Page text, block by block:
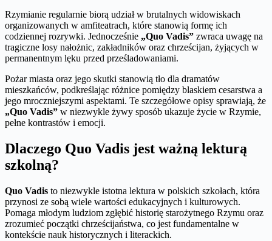
Rzymianie regularnie biorą udział w brutalnych widowiskach
organizowanych w amfiteatrach, które stanowią formę ich
codziennej rozrywki. Jednocześnie „Quo Vadis” zwraca uwagę na
tragiczne losy nałożnic, zakładników oraz chrześcijan, żyjących w
permanentnym lęku przed prześladowaniami.
Pożar miasta oraz jego skutki stanowią tło dla dramatów
mieszkańców, podkreślając różnice pomiędzy blaskiem cesarstwa a
jego mroczniejszymi aspektami. Te szczegółowe opisy sprawiają, że
„Quo Vadis” w niezwykle żywy sposób ukazuje życie w Rzymie,
pełne kontrastów i emocji.
Dlaczego Quo Vadis jest ważną lekturą
szkolną?
Quo Vadis to niezwykle istotna lektura w polskich szkołach, która
przynosi ze sobą wiele wartości edukacyjnych i kulturowych.
Pomaga młodym ludziom zgłębić historię starożytnego Rzymu oraz
zrozumieć początki chrześcijaństwa, co jest fundamentalne w
kontekście nauk historycznych i literackich.